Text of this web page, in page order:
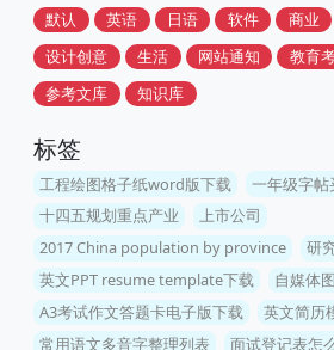
默认 英语 日语 软件 商业
设计创意
生活 网站通知 教育
参考文库
知识库
标签
工程绘图格子纸word版下载
一年级字
十四五规划重点产业
上市公司
2017 China population by province
研
英文PPT resume template下载
自媒体
A3考试作文答题卡电子版下载
英文简历
常用语文多音字整理列表
面试登记表怎